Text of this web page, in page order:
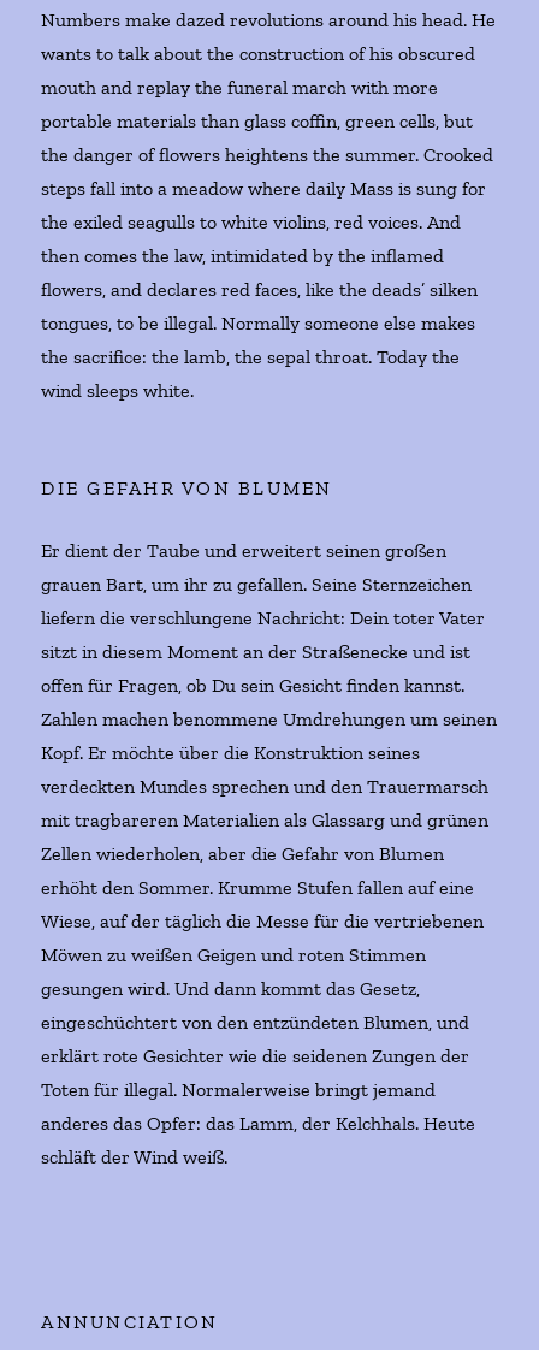
Numbers make dazed revolutions around his head. He
wants to talk about the construction of his obscured
mouth and replay the funeral march with more
portable materials than glass coffin, green cells, but
the danger of flowers heightens the summer. Crooked
steps fall into a meadow where daily Mass is sung for
the exiled seagulls to white violins, red voices. And
then comes the law, intimidated by the inflamed
flowers, and declares red faces, like the deads’ silken
tongues, to be illegal. Normally someone else makes
the sacrifice: the lamb, the sepal throat. Today the
wind sleeps white.
DIE GEFAHR VON BLUMEN
Er dient der Taube und erweitert seinen großen
grauen Bart, um ihr zu gefallen. Seine Sternzeichen
liefern die verschlungene Nachricht: Dein toter Vater
sitzt in diesem Moment an der Straßenecke und ist
offen für Fragen, ob Du sein Gesicht finden kannst.
Zahlen machen benommene Umdrehungen um seinen
Kopf. Er möchte über die Konstruktion seines
verdeckten Mundes sprechen und den Trauermarsch
mit tragbareren Materialien als Glassarg und grünen
Zellen wiederholen, aber die Gefahr von Blumen
erhöht den Sommer. Krumme Stufen fallen auf eine
Wiese, auf der täglich die Messe für die vertriebenen
Möwen zu weißen Geigen und roten Stimmen
gesungen wird. Und dann kommt das Gesetz,
eingeschüchtert von den entzündeten Blumen, und
erklärt rote Gesichter wie die seidenen Zungen der
Toten für illegal. Normalerweise bringt jemand
anderes das Opfer: das Lamm, der Kelchhals. Heute
schläft der Wind weiß.
ANNUNCIATION